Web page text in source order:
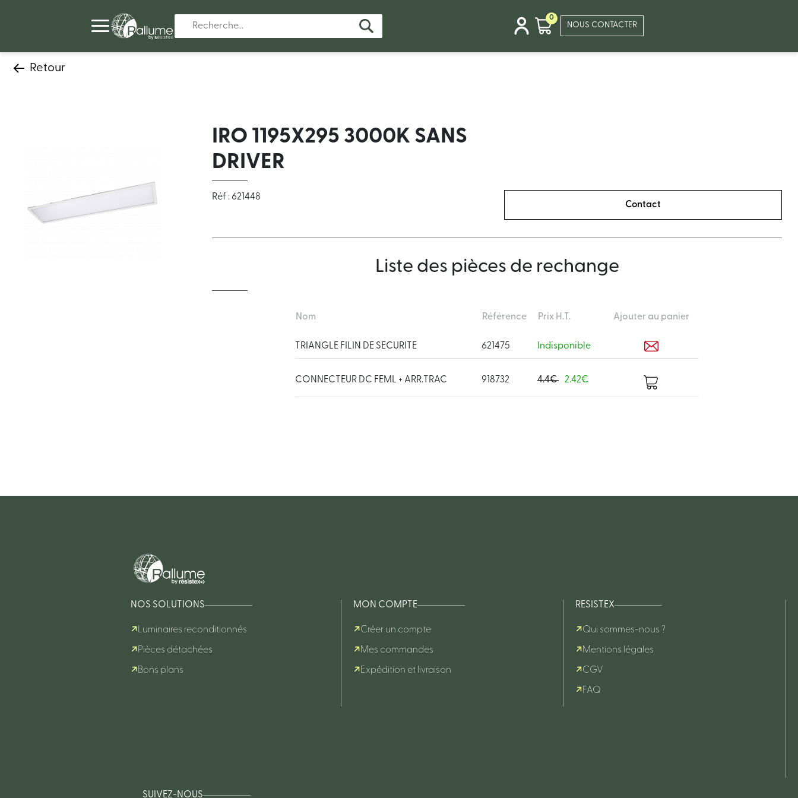
0
NOUS CONTACTER
Retour
IRO 1195X295 3000K SANS
DRIVER
Réf : 621448
Contact
Liste des pièces de rechange
Nom Référence Prix H.T. Ajouter au panier
TRIANGLE FILIN DE SECURITE 621475 Indisponible
CONNECTEUR DC FEML + ARR.TRAC 918732 4.4€ 2.42€
NOS SOLUTIONS
Luminaires reconditionnés
Pièces détachées
Bons plans
MON COMPTE
Créer un compte
Mes commandes
Expédition et livraison
RESISTEX
Qui sommes-nous ?
Mentions légales
CGV
FAQ
SUIVEZ-NOUS